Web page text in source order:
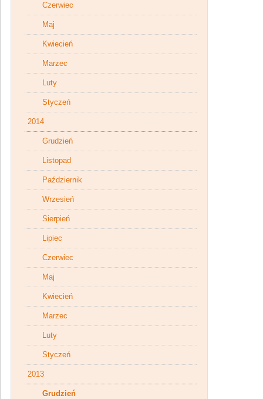
Czerwiec
Maj
Kwiecień
Marzec
Luty
Styczeń
2014
Grudzień
Listopad
Październik
Wrzesień
Sierpień
Lipiec
Czerwiec
Maj
Kwiecień
Marzec
Luty
Styczeń
2013
Grudzień